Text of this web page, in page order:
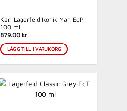
Karl Lagerfeld Ikonik Man EdP
100 ml
879.00 kr
LÄGG TILL I VARUKORG